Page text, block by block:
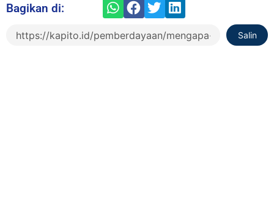
Bagikan di:
Salin